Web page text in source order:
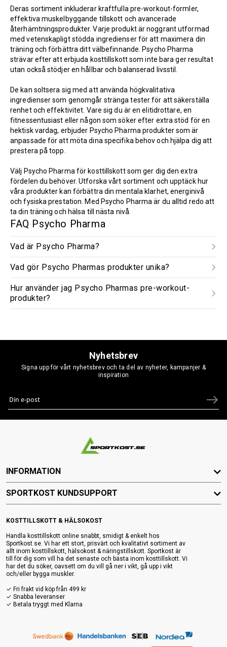
Deras sortiment inkluderar kraftfulla pre-workout-formler,
effektiva muskelbyggande tillskott och avancerade
återhämtningsprodukter. Varje produkt är noggrant utformad
med vetenskapligt stödda ingredienser för att maximera din
träning och förbättra ditt välbefinnande. Psycho Pharma
strävar efter att erbjuda kosttillskott som inte bara ger resultat
utan också stödjer en hållbar och balanserad livsstil.
De kan soltsera sig med att använda högkvalitativa
ingredienser som genomgår stränga tester för att säkerställa
renhet och effektivitet. Vare sig du är en elitidrottare, en
fitnessentusiast eller någon som söker efter extra stöd för en
hektisk vardag, erbjuder Psycho Pharma produkter som är
anpassade för att möta dina specifika behov och hjälpa dig att
prestera på topp.
Välj Psycho Pharma för kosttillskott som ger dig den extra
fördelen du behöver. Utforska vårt sortiment och upptäck hur
våra produkter kan förbättra din mentala klarhet, energinivå
och fysiska prestation. Med Psycho Pharma är du alltid redo att
ta din träning och hälsa till nästa nivå.
FAQ Psycho Pharma
Vad är Psycho Pharma?
Vad gör Psycho Pharmas produkter unika?
Hur använder jag Psycho Pharmas pre-workout-
produkter?
Nyhetsbrev
Signa upp för vårt nyhetsbrev och ta del av nyheter, kampanjer &
inspiration
KOSTTILLSKOTT & HÄLSOKOST
Handla kosttillskott online snabbt, smidigt & enkelt hos
Sportkost.se. Vi har ett stort, prisvärt och kvalitativt sortiment av
allt inom kosttillskott, hälsokost & näringstillskott. Sportkost är
till för dig som vill ha det senaste och bästa inom kosttillskott. Vi
har det du söker, oavsett om du vill gå ner i vikt, gå upp i vikt
och/eller bygga muskler.
✓ Fri frakt vid köp från 499 kr
✓ Snabba leveranser
✓ Betala tryggt med Klarna
INFORMATION
SPORTKOST KUNDSUPPORT